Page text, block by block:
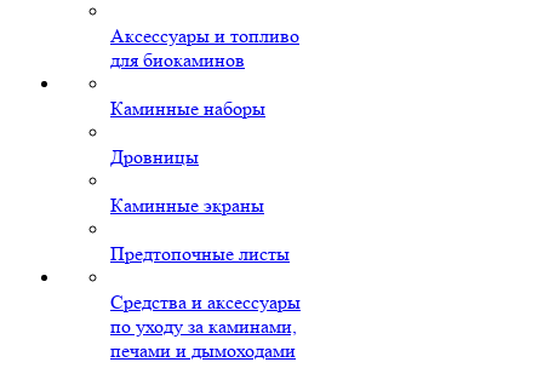
Аксессуары и топливо
для биокаминов
Каминные наборы
Дровницы
Каминные экраны
Предтопочные листы
Средства и аксессуары
по уходу за каминами,
печами и дымоходами